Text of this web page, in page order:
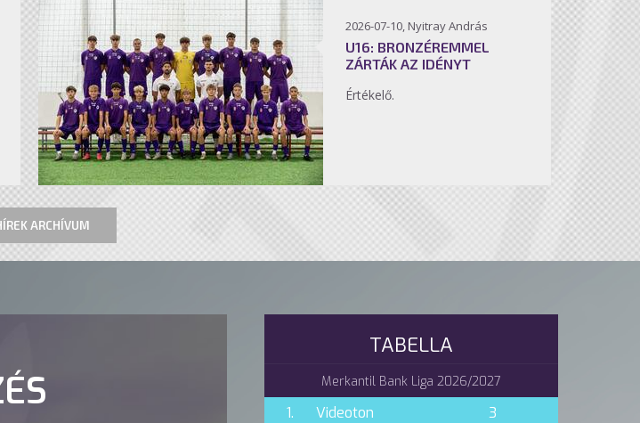
2026-07-10, Nyitray András
U16: BRONZÉREMMEL
ZÁRTÁK AZ IDÉNYT
Értékelő.
ARCHÍVUM
TABELLA
Merkantil Bank Liga 2026/2027
1. Videoton
3